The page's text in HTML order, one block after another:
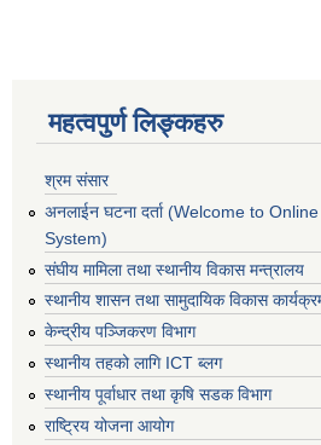
महत्वपुर्ण लिङ्कहरु
श्रम संसार
अनलाईन घटना दर्ता (Welcome to
System)
संघीय मामिला तथा स्थानीय विकास मन्त्रालय
स्थानीय शासन तथा सामुदायिक विकास
केन्द्रीय पञ्जिकरण विभाग
स्थानीय तहको लागि ICT ब्लग
स्थानीय पूर्वाधार तथा कृषि सडक विभाग
राष्ट्रिय योजना आयोग